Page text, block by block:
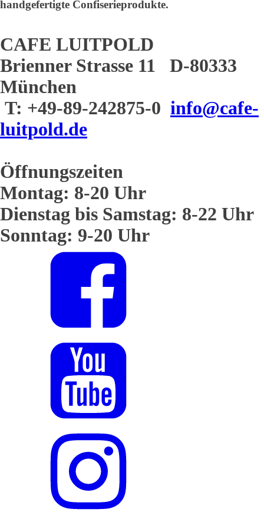
handgefertigte Confiserieprodukte.
CAFE LUITPOLD
Brienner Strasse 11 D-80333
München
T: +49-89-242875-0 info@cafe-
luitpold.de
Öffnungszeiten
Montag: 8-20 Uhr
Dienstag bis Samstag: 8-22 Uhr
Sonntag: 9-20 Uhr